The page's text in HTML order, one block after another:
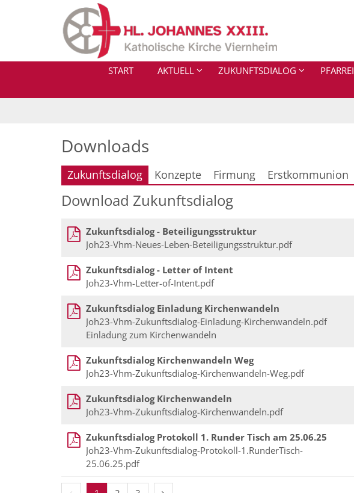
Zum Inhalt springen
START AKTUELL ZUKUNFTSDIALOG PFARREI
Downloads
Zukunftsdialog Konzepte Firmung Erstkommunion
Download Zukunftsdialog
Zukunftsdialog - Beteiligungsstruktur
Joh23-Vhm-Neues-Leben-Beteiligungsstruktur.pdf
Zukunftsdialog - Letter of Intent
Joh23-Vhm-Letter-of-Intent.pdf
Zukunftsdialog Einladung Kirchenwandeln
Joh23-Vhm-Zukunftsdialog-Einladung-Kirchenwandeln.pdf
Einladung zum Kirchenwandeln
Zukunftsdialog Kirchenwandeln Weg
Joh23-Vhm-Zukunftsdialog-Kirchenwandeln-Weg.pdf
Zukunftsdialog Kirchenwandeln
Joh23-Vhm-Zukunftsdialog-Kirchenwandeln.pdf
Zukunftsdialog Protokoll 1. Runder Tisch am 25.06.25
Joh23-Vhm-Zukunftsdialog-Protokoll-1.RunderTisch-
25.06.25.pdf